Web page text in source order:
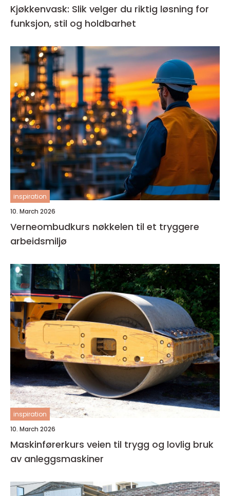
Kjøkkenvask: Slik velger du riktig løsning for
funksjon, stil og holdbarhet
inspiration
10. March 2026
Verneombudkurs nøkkelen til et tryggere
arbeidsmiljø
inspiration
10. March 2026
Maskinførerkurs veien til trygg og lovlig bruk
av anleggsmaskiner